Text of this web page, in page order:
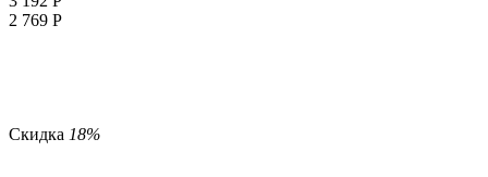
2 769 Р
Скидка 18%